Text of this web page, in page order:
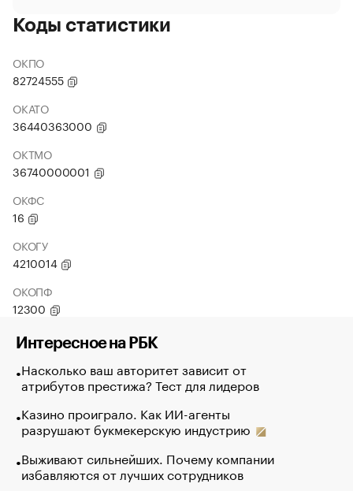
Коды статистики
ОКПО
82724555
ОКАТО
36440363000
ОКТМО
36740000001
ОКФС
16
ОКОГУ
4210014
ОКОПФ
12300
Интересное на РБК
Насколько ваш авторитет зависит от
атрибутов престижа? Тест для лидеров
Казино проиграло. Как ИИ-агенты
разрушают букмекерскую индустрию
Выживают сильнейших. Почему компании
избавляются от лучших сотрудников